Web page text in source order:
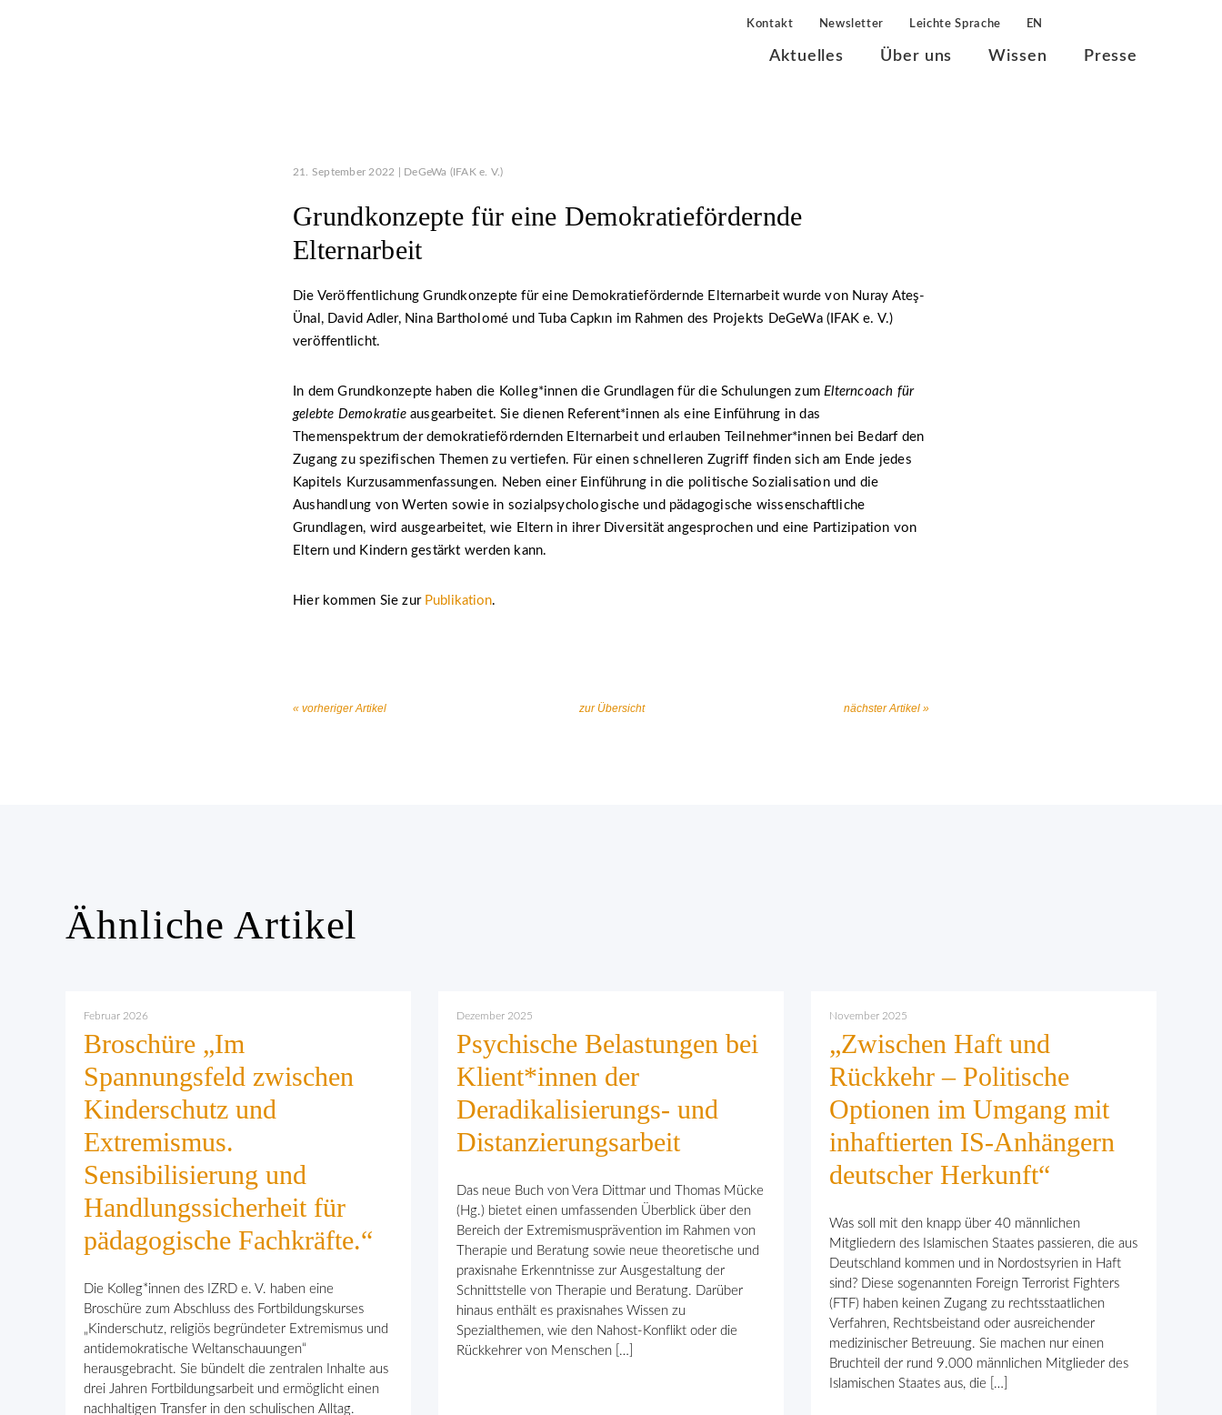
Kontakt Newsletter Leichte Sprache EN
Aktuelles Über uns Wissen Presse
21. September 2022 | DeGeWa (IFAK e. V.)
Grundkonzepte für eine Demokratiefördernde
Elternarbeit
Die Veröffentlichung Grundkonzepte für eine Demokratiefördernde Elternarbeit wurde von Nuray Ateş-
Ünal, David Adler, Nina Bartholomé und Tuba Capkın im Rahmen des Projekts DeGeWa (IFAK e. V.)
veröffentlicht.
In dem Grundkonzepte haben die Kolleg*innen die Grundlagen für die Schulungen zumElterncoach für
gelebte Demokratieausgearbeitet. Sie dienen Referent*innen als eine Einführung in das
Themenspektrum der demokratiefördernden Elternarbeit und erlauben Teilnehmer*innen bei Bedarf den
Zugang zu spezifischen Themen zu vertiefen. Für einen schnelleren Zugriff finden sich am Ende jedes
Kapitels Kurzusammenfassungen. Neben einer Einführung in die politische Sozialisation und die
Aushandlung von Werten sowie in sozialpsychologische und pädagogische wissenschaftliche
Grundlagen, wird ausgearbeitet, wie Eltern in ihrer Diversität angesprochen und eine Partizipation von
Eltern und Kindern gestärkt werden kann.
Hier kommen Sie zur Publikation.
« vorheriger Artikel zur Übersicht nächster Artikel »
Ähnliche Artikel
Februar 2026
Broschüre „Im
Spannungsfeld zwischen
Kinderschutz und
Extremismus.
Sensibilisierung und
Handlungssicherheit für
pädagogische Fachkräfte.“
Die Kolleg*innen des IZRD e. V. haben eine
Broschüre zum Abschluss des Fortbildungskurses
„Kinderschutz, religiös begründeter Extremismus und
antidemokratische Weltanschauungen“
herausgebracht. Sie bündelt die zentralen Inhalte aus
drei Jahren Fortbildungsarbeit und ermöglicht einen
nachhaltigen Transfer in den schulischen Alltag.
Dezember 2025
Psychische Belastungen bei
Klient*innen der
Deradikalisierungs- und
Distanzierungsarbeit
Das neue Buch von Vera Dittmar und Thomas Mücke
(Hg.) bietet einen umfassenden Überblick über den
Bereich der Extremismusprävention im Rahmen von
Therapie und Beratung sowie neue theoretische und
praxisnahe Erkenntnisse zur Ausgestaltung der
Schnittstelle von Therapie und Beratung. Darüber
hinaus enthält es praxisnahes Wissen zu
Spezialthemen, wie den Nahost-Konflikt oder die
Rückkehrer von Menschen […]
November 2025
„Zwischen Haft und
Rückkehr – Politische
Optionen im Umgang mit
inhaftierten IS-Anhängern
deutscher Herkunft“
Was soll mit den knapp über 40 männlichen
Mitgliedern des Islamischen Staates passieren, die aus
Deutschland kommen und in Nordostsyrien in Haft
sind? Diese sogenannten Foreign Terrorist Fighters
(FTF) haben keinen Zugang zu rechtsstaatlichen
Verfahren, Rechtsbeistand oder ausreichender
medizinischer Betreuung. Sie machen nur einen
Bruchteil der rund 9.000 männlichen Mitglieder des
Islamischen Staates aus, die […]